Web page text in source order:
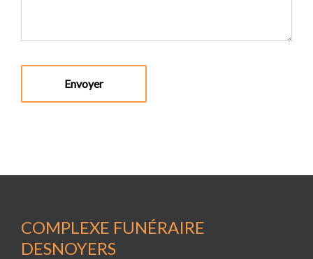
COMPLEXE FUNÉRAIRE
DESNOYERS